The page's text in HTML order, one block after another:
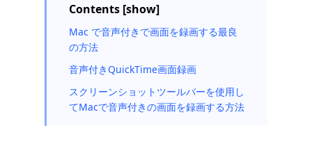
Contents [show]
Mac で音声付きで画面を録画する最良
の方法
音声付きQuickTime画面録画
スクリーンショットツールバーを使用し
てMacで音声付きの画面を録画する方法